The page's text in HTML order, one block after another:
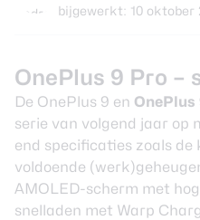
bijgewerkt: 10 oktober
OnePlus 9 Pro –
De OnePlus 9 en OnePlus
serie van volgend jaar op
end specificaties zoals
voldoende
AMOLED-scherm met
snelladen met Warp